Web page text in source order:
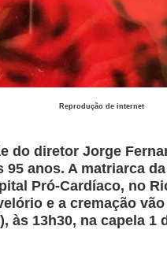
Reprodução de internet
do diretor Jorge
95 anos. A matriarca
Pró-Cardíaco, no
e a cremação
às 13h30, na capela 1